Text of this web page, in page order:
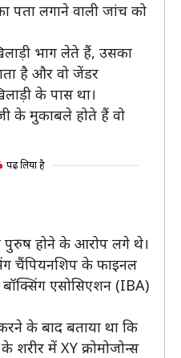
पता लगाने वाली जांच को
भाग लेते हैं, उसका
है और वो जेंडर
के पास था।
के मुकाबले होते हैं वो
पढ़ लिया है
होने के आरोप लगे थे।
चैंपियनशिप के फाइनल
एसोसिएशन (IBA)
के बाद बताया था कि
शरीर में XY क्रोमोजोन्स